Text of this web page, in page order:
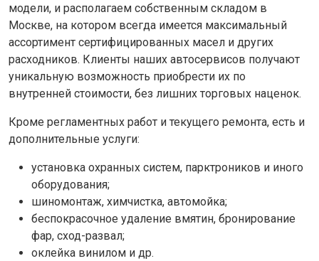
модели, и располагаем собственным складом в
Москве, на котором всегда имеется максимальный
ассортимент сертифицированных масел и других
расходников. Клиенты наших автосервисов получают
уникальную возможность приобрести их по
внутренней стоимости, без лишних торговых наценок.
Кроме регламентных работ и текущего ремонта, есть и
дополнительные услуги:
установка охранных систем, парктроников и иного
оборудования;
шиномонтаж, химчистка, автомойка;
беспокрасочное удаление вмятин, бронирование
фар, сход-развал;
оклейка винилом и др.